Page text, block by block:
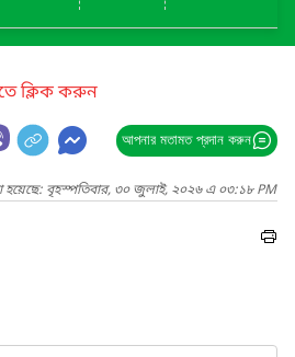
ক্লিক করুন
আপনার মতামত প্রদান করুন
হয়েছে: বৃহস্পতিবার, ৩০ জুলাই, ২০২৬ এ ০৩:১৮ PM